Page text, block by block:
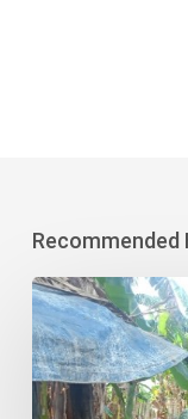
Recommended
Yayasan
Korindo
Salurkan
Bantuan
Budidaya